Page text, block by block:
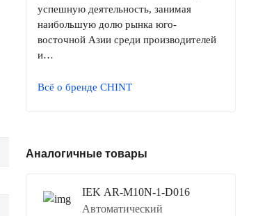
успешную деятельность, занимая
наибольшую долю рынка юго-
восточной Азии среди производителей
и…
Всё о бренде CHINT
Аналогичные товары
IEK AR-M10N-1-D016
Автоматический